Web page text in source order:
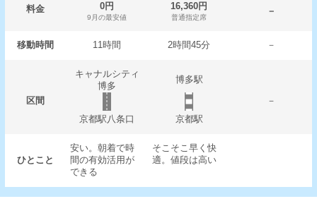
料金 0円
9月の最安値
16,360円
普通指定席
－
移動時間 11時間 2時間45分 －
区間
キャナルシティ
博多
博多駅
－
京都駅八条口
京都駅
ひとこと
安い。朝着で時
間の有効活用が
できる
そこそこ早く快
適。値段は高い